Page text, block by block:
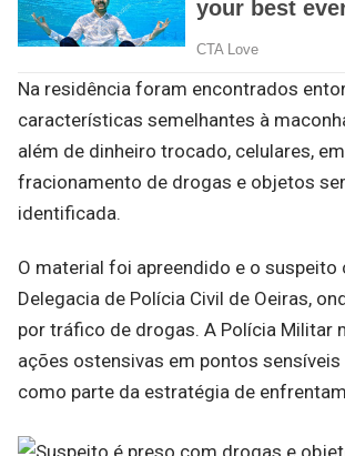
Na residência foram encontrados
características semelhantes à
além de dinheiro trocado, celulares,
fracionamento de drogas e objetos
identificada.
O material foi apreendido e o suspeito
Delegacia de Polícia Civil de Oeiras,
por tráfico de drogas. A Polícia Militar
ações ostensivas em pontos
como parte da estratégia de